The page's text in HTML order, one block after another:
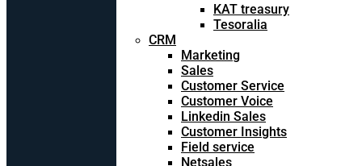
KAT treasury
Tesoralia
CRM
Marketing
Sales
Customer Service
Customer Voice
Linkedin Sales
Customer Insights
Field service
Netsales